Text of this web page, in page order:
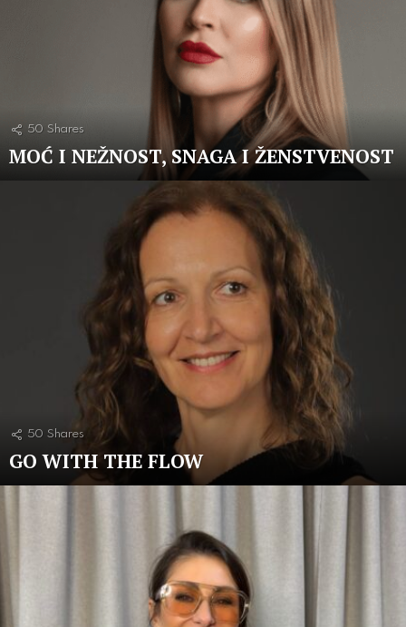
50 Shares
MOĆ I NEŽNOST, SNAGA I ŽENSTVENOST
50 Shares
GO WITH THE FLOW